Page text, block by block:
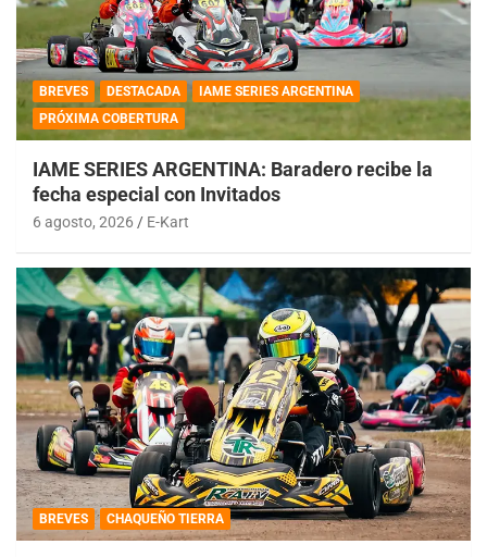
BREVES DESTACADA
IAME SERIES ARGENTINA
PRÓXIMA COBERTURA
IAME SERIES ARGENTINA: Baradero recibe la
fecha especial con Invitados
6 agosto, 2026 E-Kart
BREVES CHAQUEÑO TIERRA